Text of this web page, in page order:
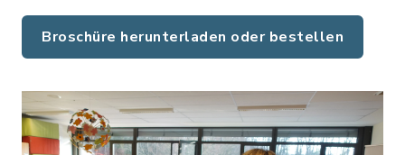
Broschüre herunterladen oder bestellen